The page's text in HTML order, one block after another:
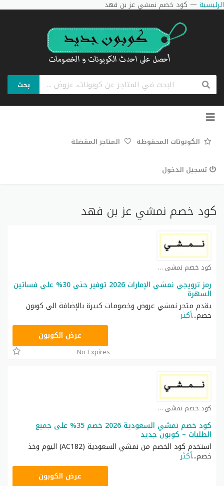
الرئيسية — كود خصم نمشي عز بن فهد
بحث
تخطي
الكوبونات المحفوظة المتاجر المفضلة
تسجيل الدخول
كود خصم نمشي عز بن فهد
كود خصم نمشي كوبون
رمز ترويجي نمشي الإمارات 2026 توفير حتى 30% على فساتين
السهرة
يقدم متجر نمشي عروض وخصومات كبيرة بالإضافة الى كوبون
خصم...أكثر
TRSS148عرض الكوبون
No Expires
كود خصم نمشي كوبون
كود خصم نمشي السعودية 2026 خصم 35% على جميع
الطلبات – كوبون جديد
استخدم كود الخصم من نمشي السعودية (AC182) اليوم وخذ
خصم...أكثر
AC182عرض الكوبون